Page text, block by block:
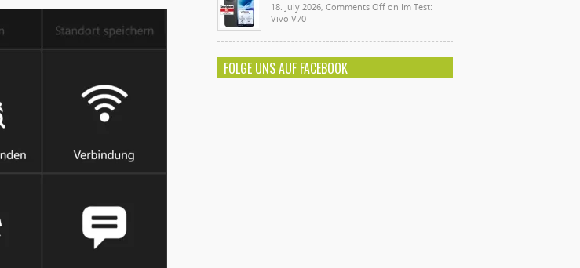
18. July 2026, Comments Off on Im Test:
Vivo V70
FOLGE UNS AUF FACEBOOK